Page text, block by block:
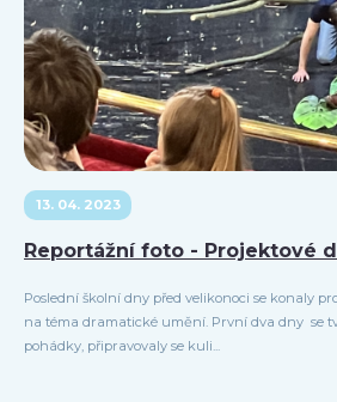
13. 04. 2023
Reportážní foto - Projektové
Poslední školní dny před velikonoci se konaly
na téma dramatické umění. První dva dny se
pohádky, připravovaly se kuli...